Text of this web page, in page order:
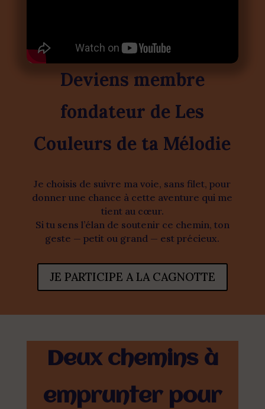
Deviens membre
fondateur de Les
Couleurs de ta Mélodie
Je choisis de suivre ma voie, sans filet, pour
donner une chance à cette aventure qui me
tient au cœur.
Si tu sens l’élan de soutenir ce chemin, ton
geste — petit ou grand — est précieux.
JE PARTICIPE A LA CAGNOTTE
Deux chemins à
emprunter pour